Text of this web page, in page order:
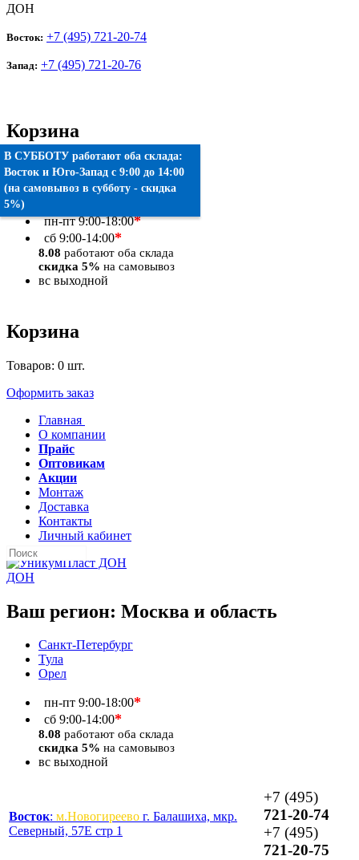
ДОН
Восток: +7 (495) 721-20-74
Запад: +7 (495) 721-20-76
Корзина
Товаров:0 шт.
Оформить заказ
пн-пт9:00-18:00*
сб 9:00-14:00*
8.08 работают оба склада
скидка 5% на самовывоз
вс выходной
Корзина
Товаров: 0 шт.
Оформить заказ
Главная
О компании
Прайс
Оптовикам
Акции
Монтаж
Доставка
Контакты
Личный кабинет
ДОН
Ваш регион: Москва и область
Санкт-Петербург
Тула
Орел
пн-пт 9:00-18:00*
сб 9:00-14:00*
8.08 работают оба склада
скидка 5% на самовывоз
вс выходной
Восток: м.Новогиреево г. Балашиха, мкр.
Северный, 57Е стр 1
+7 (495)
721-20-74
+7 (495)
721-20-75
В СУББОТУ работают оба склада:
Восток и Юго-Запад c 9:00 до 14:00
(на самовывоз в субботу - скидка
5%)